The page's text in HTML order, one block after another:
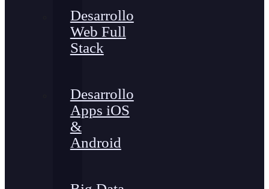
Desarrollo
Web Full
Stack
Desarrollo
Apps iOS
&
Android